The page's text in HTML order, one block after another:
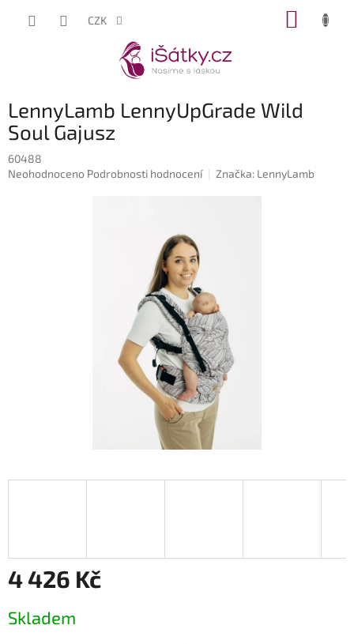
CZK
LennyLamb LennyUpGrade Wild
Soul Gajusz
60488
Průměrné
Neohodnoceno Podrobnosti hodnocení Značka: LennyLamb
4 426 Kč
cena:
Skladem